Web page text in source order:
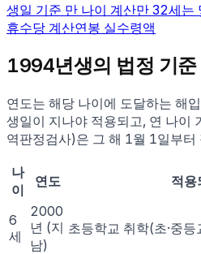
생일 기준 만 나이 계산만 32세는
휴수당 계산연봉 실수령액
1994년생의 법정 기
연도는 해당 나이에 도달하는 해
생일이 지나야 적용되고, 연 나이
역판정검사)은 그 해 1월 1일부터
나
이
연도 적용
6
세
2000
년 (지
남)
초등학교 취학(초·중